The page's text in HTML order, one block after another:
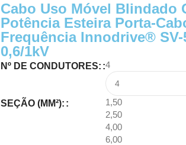
Cabo Uso Móvel Blindado
Potência Esteira Porta-
Frequência Innodrive® SV-
0,6/1kV
Nº DE CONDUTORES: 4
SEÇÃO (MM²):
1,50
2,50
4,00
6,00